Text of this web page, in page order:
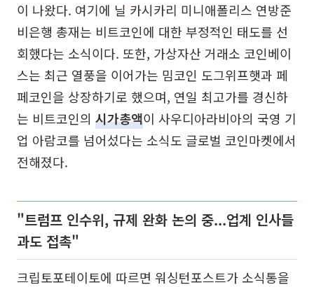
이 나왔다. 여기에 닐 카시카리 미니애폴리스 연방준
비은행 총재는 비트코인에 대한 부정적인 태도를 선
회했다는 소식이다. 또한, 가상자산 거래소 코인베이
스는 최근 열풍을 이어가는 밈코인 도그위프햇과 페
페코인을 상장하기로 했으며, 연일 최고가를 경신하
는 비트코인의 시가총액이 사우디아라비아의 국영 기
업 아람코를 넘어섰다는 소식도 글로벌 코인마켓에서
전해졌다.
"트럼프 인수위, 규제 완화 논의 중...업계 인사들
과도 접촉"
크립토포테이토에 따르면 워싱턴포스트가 소식통을